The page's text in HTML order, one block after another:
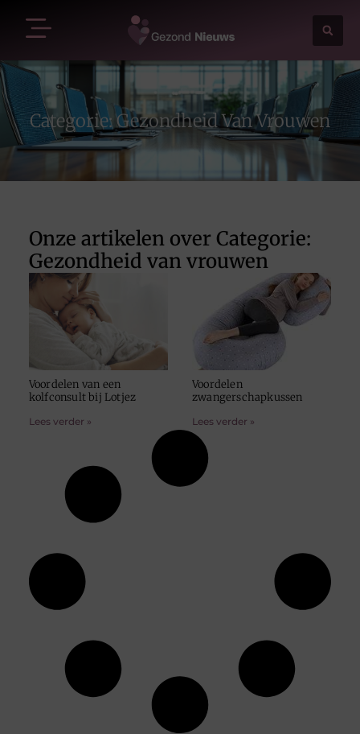
Categorie: Gezondheid Van Vrouwen
Onze artikelen over Categorie:
Gezondheid van vrouwen
Voordelen van een
kolfconsult bij Lotjez
Lees verder »
Voordelen
zwangerschapkussen
Lees verder »